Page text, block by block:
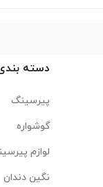
دسته
پیرسینگ
گوشواره
لوازم
نگین دندان